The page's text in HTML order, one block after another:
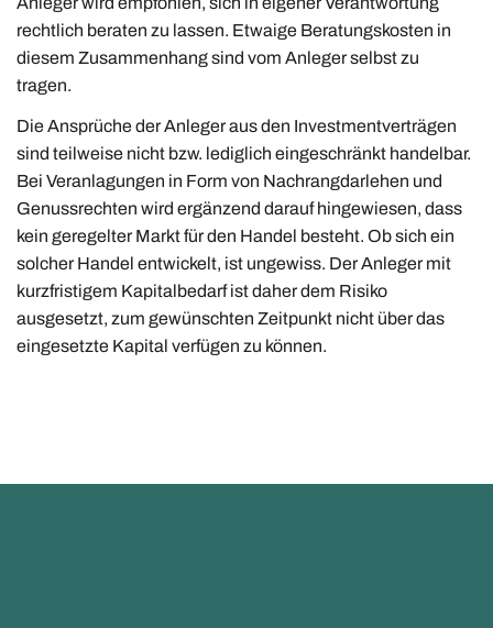
rechtlich beraten zu lassen. Etwaige Beratungskosten in
diesem Zusammenhang sind vom Anleger selbst zu
tragen.
Die Ansprüche der Anleger aus den Investmentverträgen
sind teilweise nicht bzw. lediglich eingeschränkt handelbar.
Bei Veranlagungen in Form von Nachrangdarlehen und
Genussrechten wird ergänzend darauf hingewiesen, dass
kein geregelter Markt für den Handel besteht. Ob sich ein
solcher Handel entwickelt, ist ungewiss. Der Anleger mit
kurzfristigem Kapitalbedarf ist daher dem Risiko
ausgesetzt, zum gewünschten Zeitpunkt nicht über das
eingesetzte Kapital verfügen zu können.